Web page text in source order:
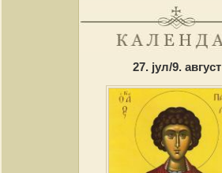
27. јул/9. август